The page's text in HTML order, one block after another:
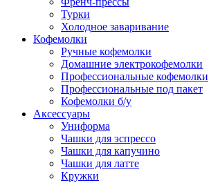
Турки
Холодное заваривание
Кофемолки
Ручные кофемолки
Домашние электрокофемолки
Профессиональные кофемолки
Профессиональные под пакет
Кофемолки б/у
Аксессуары
Униформа
Чашки для эспрессо
Чашки для капучино
Чашки для латте
Кружки